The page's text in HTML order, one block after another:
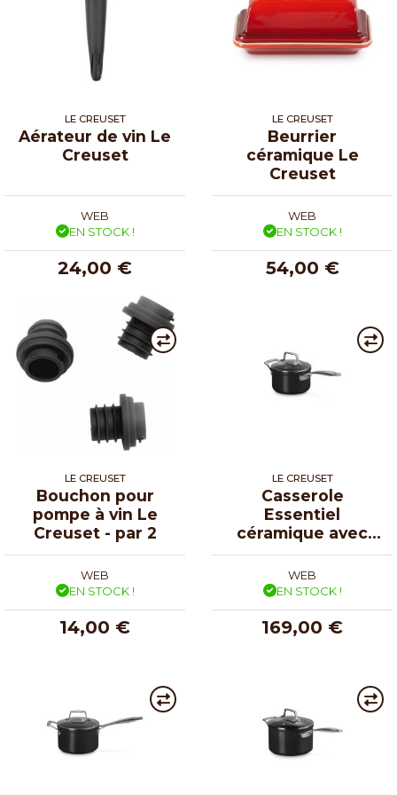
LE CREUSET
Aérateur de vin Le
Creuset
WEB
EN STOCK !
24,00 €
LE CREUSET
Beurrier
céramique Le
Creuset
WEB
EN STOCK !
54,00 €
LE CREUSET
Bouchon pour
pompe à vin Le
Creuset - par 2
WEB
EN STOCK !
14,00 €
LE CREUSET
Casserole
Essentiel
céramique avec
couvercle ø 16 cm
WEB
EN STOCK !
169,00 €